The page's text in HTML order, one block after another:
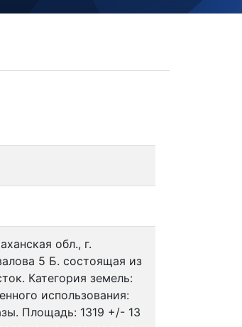
обл., г.
5 Б. состоящая из
Категория земель:
использования:
Площадь: 1319 +/- 13